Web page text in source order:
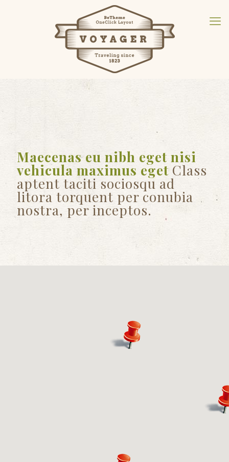
Maecenas eu nibh eget nisi
vehicula maximus eget Class
aptent taciti sociosqu ad
litora torquent per conubia
nostra, per inceptos.